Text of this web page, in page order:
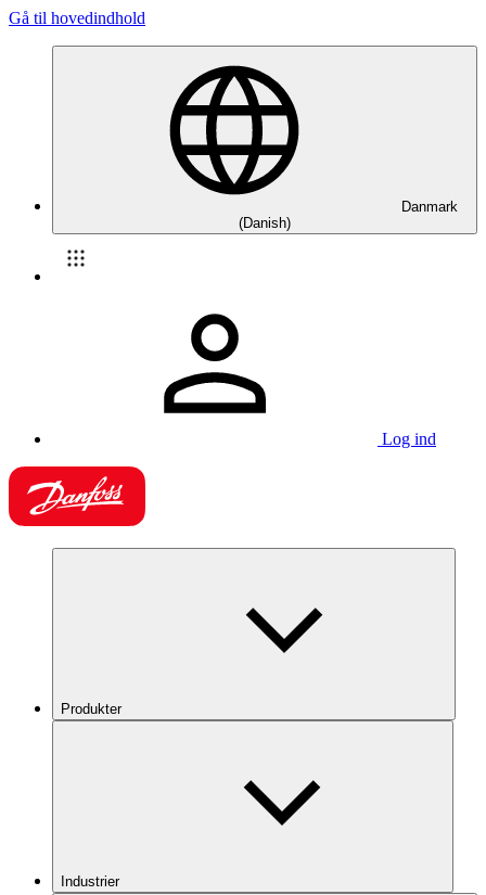
Gå til hovedindhold
Danmark
(Danish)
Log ind
Produkter
Industrier